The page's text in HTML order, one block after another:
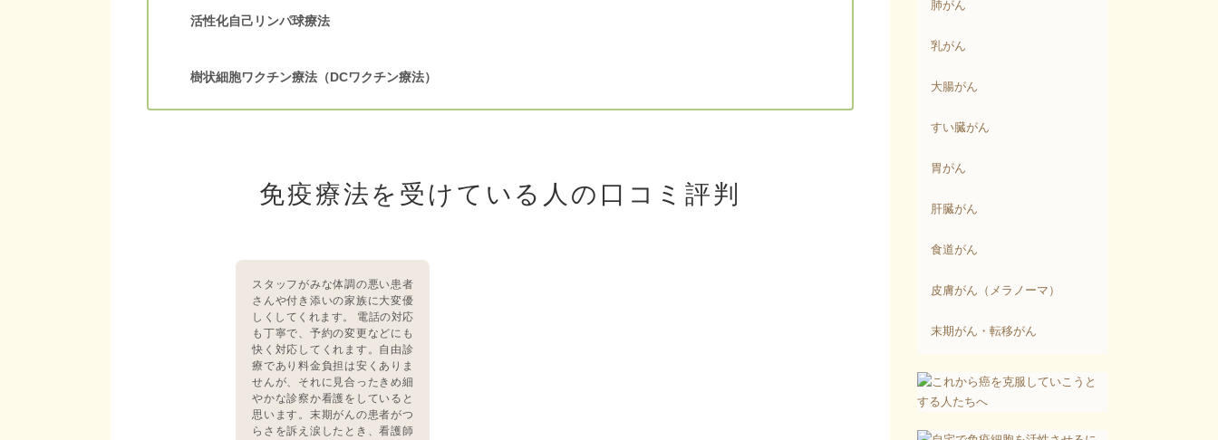
活性化自己リンパ球療法
樹状細胞ワクチン療法（DCワクチン療法）
免疫療法を受けている人の口コミ評判
スタッフがみな体調の悪い患者
さんや付き添いの家族に大変優
しくしてくれます。 電話の対応
も丁寧で、予約の変更などにも
快く対応してくれます。自由診
療であり料金負担は安くありま
せんが、それに見合ったきめ細
やかな診察か看護をしていると
思います。末期がんの患者がつ
らさを訴え涙したとき、看護師
肺がん
乳がん
大腸がん
すい臓がん
胃がん
肝臓がん
食道がん
皮膚がん（メラノーマ）
末期がん・転移がん